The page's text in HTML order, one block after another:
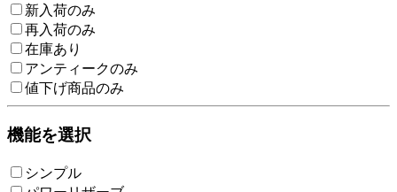
新入荷のみ
再入荷のみ
在庫あり
アンティークのみ
値下げ商品のみ
機能を選択
シンプル